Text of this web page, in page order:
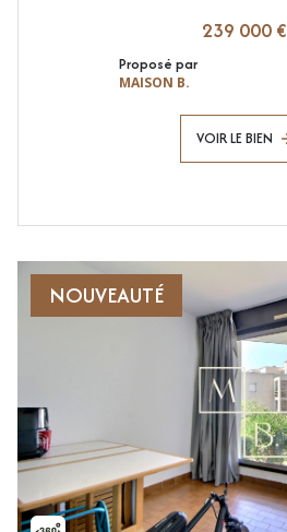
239 000 €
Proposé par
MAISON B.
VOIR LE BIEN
NOUVEAUTÉ